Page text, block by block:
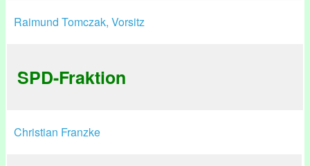
Raimund Tomczak, Vorsitz
SPD-Fraktion
Christian Franzke